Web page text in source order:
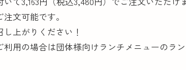
文可能です。
上がりください！
用の場合は団体様向けランチメニューのラ